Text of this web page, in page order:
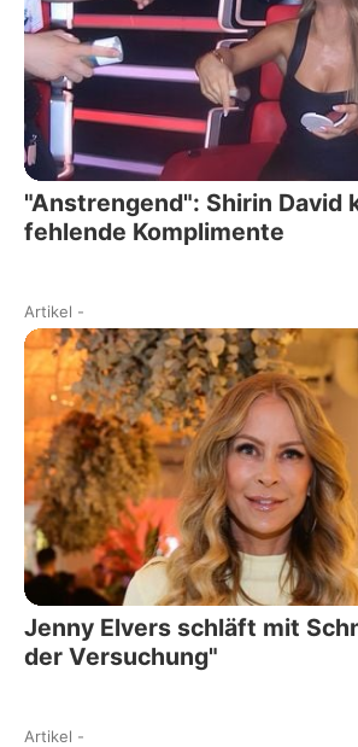
"Anstrengend": Shirin David
fehlende Komplimente
Artikel -
Jenny Elvers schläft mit
der Versuchung"
Artikel -